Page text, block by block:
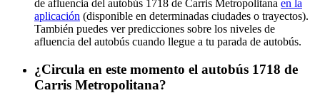
de afluencia del autobús 1718 de Carris Metropolitana en la
aplicación (disponible en determinadas ciudades o trayectos).
También puedes ver predicciones sobre los niveles de
afluencia del autobús cuando llegue a tu parada de autobús.
¿Circula en este momento el autobús 1718 de
Carris Metropolitana?